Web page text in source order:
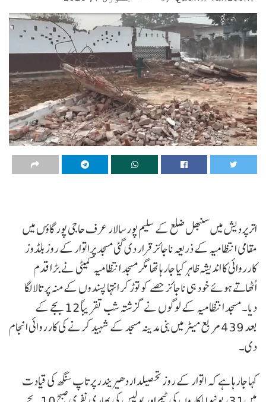
اترپردیش میں سنبھل ضلع کے سلیم پور سالار عرف حاجی پور گاؤں میں
مقامی انتظامیہ کے ذریعہ ناجائز قرار دی گئی مسجد پراتوار کے روز بلڈوز
کارروائی کا اندیشہ ظاہر کیا جارہا تھا مگرمسجد انتظامیہ کمیٹی نے بڑا قدم
اُٹھاتے ہوئے خود ہی ناجائز حصے کو توڑ کر انتہا پسندوں کے منہ پر تالا لگا
دیا۔ مسجد انتظامیہ کے لوگوں نے گزشتہ شب تقریباً 12 بجے کے
بعد 439 مربع میٹر میں بنی مدینہ مسجد کے شہید کرنے کی کارروائی انجام
دی۔
کہا جارہا ہے کہ اتوار کے روز تحصیلداردھیریندر پرتاپ سنگھ کی قیادت